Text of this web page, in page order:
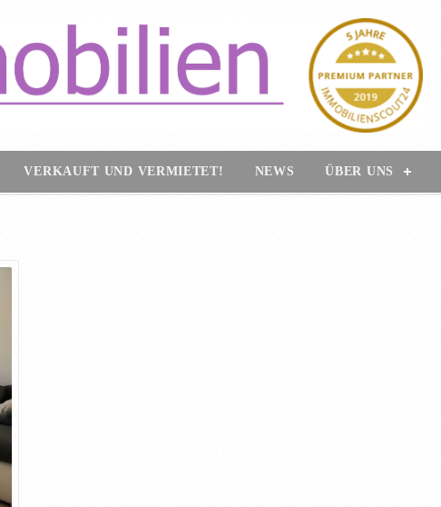
VERKAUFT UND VERMIETET! NEWS ÜBER UNS